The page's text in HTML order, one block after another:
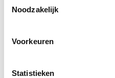
Noodzakelijk
Voorkeuren
Statistieken
verbeterd, bespreken ze
Timmermans: “Sinds ik
versterkt. De zorg is